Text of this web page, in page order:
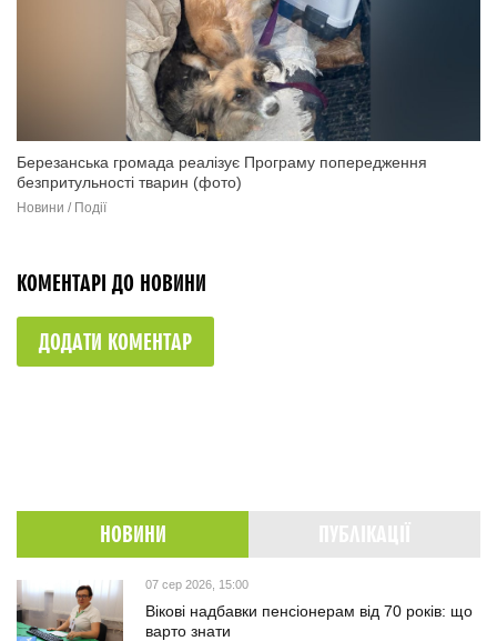
Березанська громада реалізує Програму попередження
безпритульності тварин (фото)
Новини / Події
КОМЕНТАРІ ДО НОВИНИ
ДОДАТИ КОМЕНТАР
НОВИНИ
07 сер 2026, 15:00
Вікові надбавки пенсіонерам від 70 років: що
варто знати